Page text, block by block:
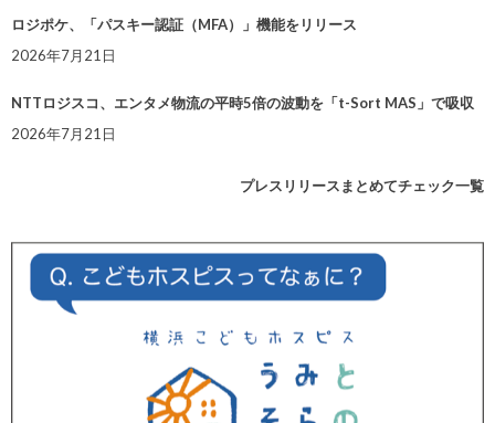
ロジポケ、「パスキー認証（MFA）」機能をリリース
2026年7月21日
NTTロジスコ、エンタメ物流の平時5倍の波動を「t-Sort MAS」で吸収
2026年7月21日
プレスリリースまとめてチェック一覧